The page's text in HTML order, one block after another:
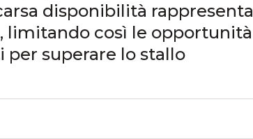
disponibilità rappresenta
limitando così le opportunità
superare lo stallo